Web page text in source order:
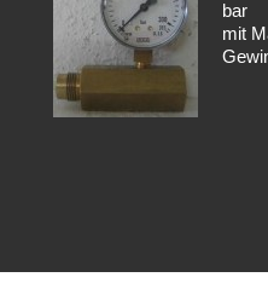
bar
mit